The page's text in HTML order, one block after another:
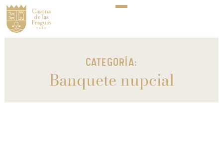
CATEGORÍA:
Banquete nupcial